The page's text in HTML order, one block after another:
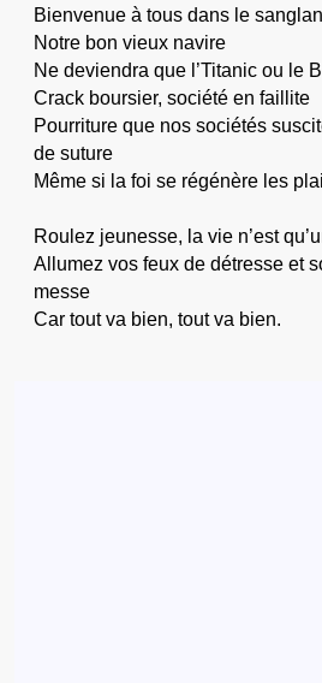
Bienvenue à tous dans le
Notre bon vieux navire
Ne deviendra que l’Titanic ou le
Crack boursier, société en faillite
Pourriture que nos sociétés
de suture
Même si la foi se régénère les
Roulez jeunesse, la vie n’est
Allumez vos feux de détresse et
messe
Car tout va bien, tout va bien.